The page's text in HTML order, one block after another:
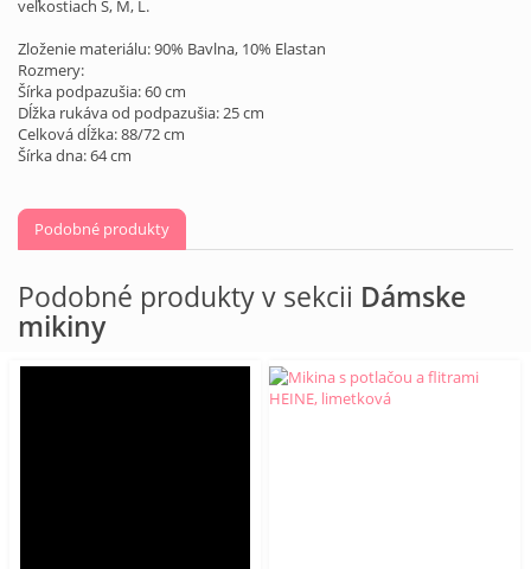
veľkostiach S, M, L.
Zloženie materiálu: 90% Bavlna, 10% Elastan
Rozmery:
Šírka podpazušia: 60 cm
Dĺžka rukáva od podpazušia: 25 cm
Celková dĺžka: 88/72 cm
Šírka dna: 64 cm
Podobné produkty
Podobné produkty v sekcii Dámske
mikiny